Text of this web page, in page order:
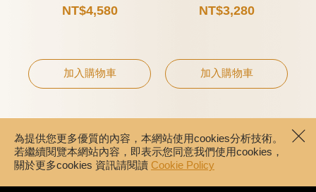
NT$4,580
加入購物車
NT$3,280
加入購物車
為提供您更多優質的內容，本網站使用cookies分析技術。
若繼續閱覽本網站內容，即表示您同意我們使用cookies，
關於更多cookies 資訊請閱讀 Cookie Policy